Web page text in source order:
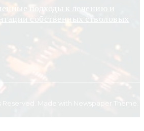
подходы к лечению и
собственных стволовых
Reserved. Made with Newspaper Theme.